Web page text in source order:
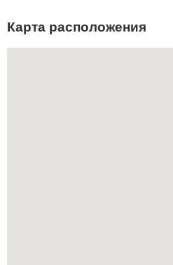
Карта расположения